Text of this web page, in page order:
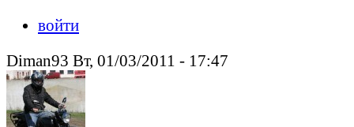
войти
Diman93 Вт, 01/03/2011 - 17:47